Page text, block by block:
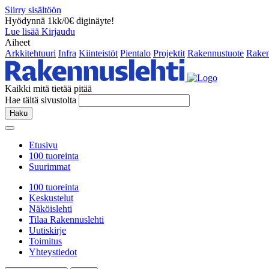
Siirry sisältöön
Hyödynnä 1kk/0€ diginäyte!
Lue lisää Kirjaudu
Aiheet
Arkkitehtuuri Infra Kiinteistöt Pientalo Projektit Rakennustuote
Kaikki mitä tietää pitää
Hae tältä sivustolta
Haku
Etusivu
100 tuoreinta
Suurimmat
100 tuoreinta
Keskustelut
Näköislehti
Tilaa Rakennuslehti
Uutiskirje
Toimitus
Yhteystiedot